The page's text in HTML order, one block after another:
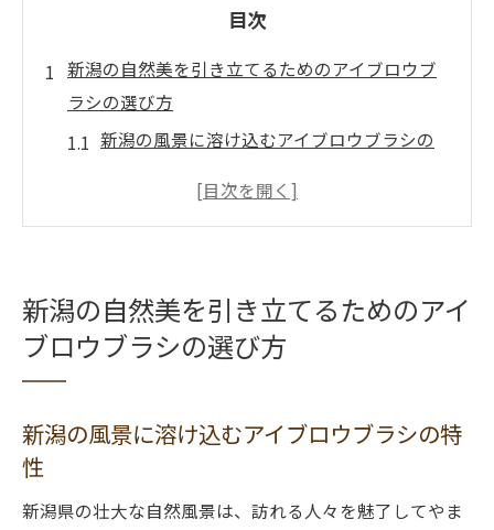
目次
新潟の自然美を引き立てるためのアイブロウブ
ラシの選び方
新潟の風景に溶け込むアイブロウブラシの
自然なアーチを描くためのブラシ選び
ト
プロがすすめる新潟で使いやすいアイブロ
ブラシの選び方で差がつく新潟のアイブロ
新潟の自然美を引き立てるためのアイ
ブロウブラシの選び方
新潟の風景に溶け込むアイブロウブラシの特
性
新潟県の壮大な自然風景は、訪れる人々を魅了してやま